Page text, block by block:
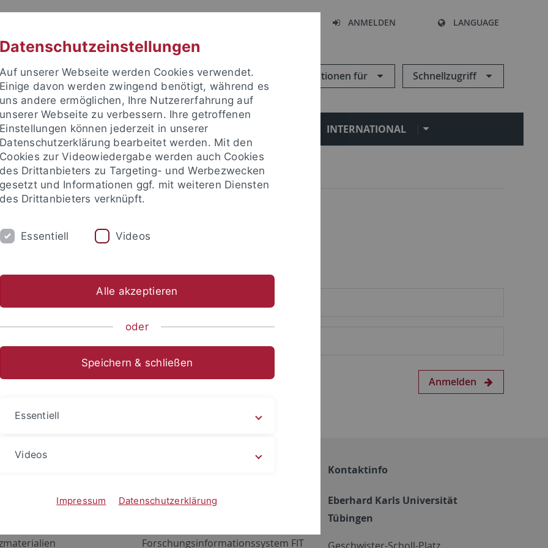
ANMELDEN LANGUAGE
Informationen für Schnellzugriff
FORSCHUNG EINRICHTUNGEN INTERNATIONAL
um sich anzumelden:
Anmelden
Netzwerk
ALMA
Forschungsinformationssystem FIT
Kontaktinfo
Eberhard Karls Universität
Tübingen
Datenschutzeinstellungen
Auf unserer Webseite werden Cookies verwendet.
Einige davon werden zwingend benötigt, während es
uns andere ermöglichen, Ihre Nutzererfahrung auf
unserer Webseite zu verbessern. Ihre getroffenen
Einstellungen können jederzeit in unserer
Datenschutzerklärung bearbeitet werden. Mit den
Cookies zur Videowiedergabe werden auch Cookies
des Drittanbieters zu Targeting- und Werbezwecken
gesetzt und Informationen ggf. mit weiteren Diensten
des Drittanbieters verknüpft.
Essentiell Videos
Alle akzeptieren
oder
Speichern & schließen
Essentiell
Videos
Impressum Datenschutzerklärung